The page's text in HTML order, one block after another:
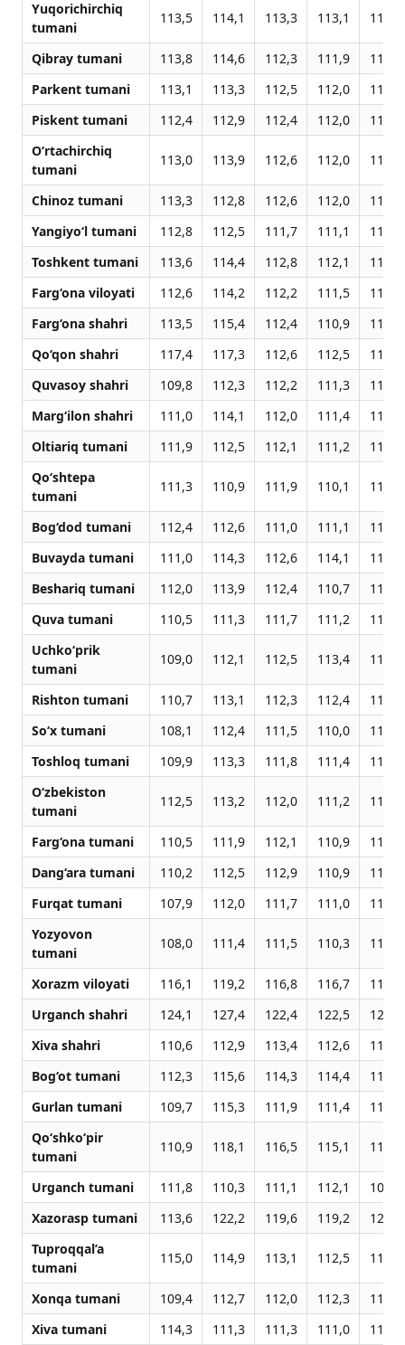
Yuqorichirchiq
tumani
113,5 114,1 113,3 113,1 113,1
Qibray tumani 113,8 114,6 112,3 111,9
112,7
Parkent tumani
113,1 113,3 112,5 112,0
112,4
Piskent tumani
112,4 112,9 112,4 112,0
112,3
O‘rtachirchiq
tumani
113,0 113,9 112,6 112,0 112,2
Chinoz tumani 113,3 112,8 112,6 112,0
112,4
Yangiyo‘l tumani
112,8 112,5 111,7 111,1
111,5
Toshkent tumani
113,6 114,4 112,8 112,1
112,3
Farg‘ona viloyati
112,6 114,2 112,2 111,5
111,6
Farg‘ona shahri
113,5 115,4 112,4 110,9
111,5
Qo‘qon shahri
117,4 117,3 112,6 112,5
112,0
Quvasoy shahri
109,8 112,3 112,2 111,3
111,3
Marg‘ilon shahri
111,0 114,1 112,0 111,4
111,5
Oltiariq tumani
111,9 112,5 112,1 111,2
111,2
Qo‘shtepa
tumani
111,3 110,9 111,9 110,1 111,5
Bog‘dod tumani 112,4 112,6 111,0 111,1
111,3
Buvayda tumani
111,0 114,3 112,6 114,1
112,9
Beshariq tumani
112,0 113,9 112,4 110,7
111,6
Quva tumani
110,5 111,3 111,7 111,2
111,1
Uchko‘prik
tumani
109,0 112,1 112,5 113,4 112,3
Rishton tumani 110,7 113,1 112,3 112,4
112,0
So‘x tumani
108,1 112,4 111,5 110,0
110,7
Toshloq tumani
109,9 113,3 111,8 111,4
111,2
O‘zbekiston
tumani
112,5 113,2 112,0 111,2 111,3
Farg‘ona tumani 110,5 111,9 112,1 110,9
111,4
Dang‘ara tumani
110,2 112,5 112,9 110,9
111,7
Furqat tumani
107,9 112,0 111,7 111,0
111,1
Yozyovon
tumani
108,0 111,4 111,5 110,3 110,8
Xorazm viloyati 116,1 119,2 116,8 116,7
116,8
Urganch shahri
124,1 127,4 122,4 122,5
123,8
Xiva shahri
110,6 112,9 113,4 112,6
111,2
Bog‘ot tumani
112,3 115,6 114,3 114,4
114,6
Gurlan tumani
109,7 115,3 111,9 111,4
112,5
Qo‘shko‘pir
tumani
110,9 118,1 116,5 115,1 113,2
Urganch tumani 111,8 110,3 111,1 112,1
108,8
Xazorasp tumani
113,6 122,2 119,6 119,2
121,1
Tuproqqal’a
tumani
115,0 114,9 113,1 112,5 113,8
Xonqa tumani 109,4 112,7 112,0 112,3
110,3
Xiva tumani
114,3 111,3 111,3 111,0
111,3